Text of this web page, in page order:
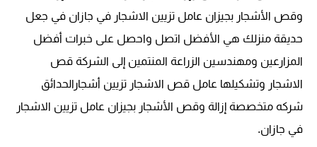
وقص الأشجار بجيزان عامل تزيين الاشجار في جازان في جعل
حديقة منزلك هي الأفضل اتصل واحصل على خبرات أفضل
المزارعين ومهندسين الزراعة المنتمين إلى الشركة قص
الاشجار وتشكيلها عامل قص الاشجار تزيين أشجارالحدائق
شركه متخصصة إزالة وقص الأشجار بجيزان عامل تزيين الاشجار
في جازان.